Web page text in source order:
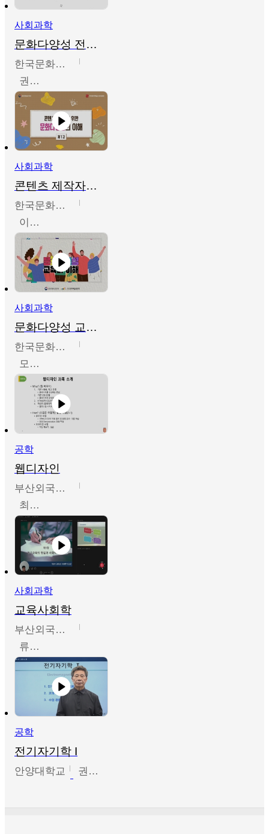
사회과학
문화다양성 전문인력 양성 기본과정 - 문화다양성의 이해
한국문화예술교육진흥원
권숙인 외 8명
사회과학
콘텐츠 제작자를 위한 문화다양성의 이해
한국문화예술교육진흥원
이성민
사회과학
문화다양성 교육의 이해
한국문화예술교육진흥원
모경환,성상환,정문성
공학
웹디자인
부산외국어대학교
최진오
사회과학
교육사회학
부산외국어대학교
류영철
공학
전기자기학 I
안양대학교 권원현